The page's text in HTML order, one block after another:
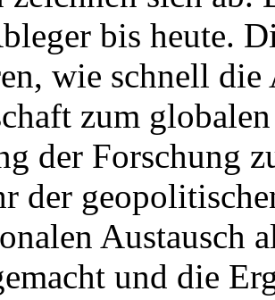
bis heute.
wie schnell die
zum
der Forschung
der
Austausch
und die